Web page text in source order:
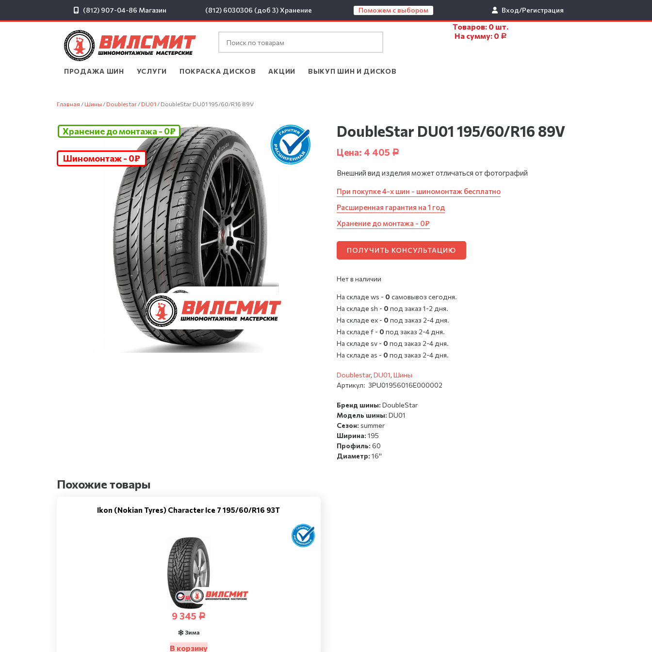
(812) 907-04-86 Магазин (812) 6030306 (доб 3)Хранение Поможем с выбором Вход/Регистрация
Товаров: 0 шт.
На сумму: 0 Р
ПРОДАЖА ШИН УСЛУГИ ПОКРАСКА ДИСКОВ АКЦИИ ВЫКУП ШИН И ДИСКОВ
Главная / Шины / Doublestar / DU01 / DoubleStar DU01 195/60/R16 89V
Шиномонтаж - 0₽
Хранение до монтажа - 0₽ DoubleStar DU01 195/60/R16 89V
Цена: 4 405 Р
Внешний вид изделия может отличаться от фотографий
При покупке 4-х шин - шиномонтаж бесплатно
Расширенная гарантия на 1 год
Хранение до монтажа - 0₽
ПОЛУЧИТЬ КОНСУЛЬТАЦИЮ
Нет в наличии
На складе ws - 0 cамовывоз сегодня.
На складе sh - 0 под заказ 1-2 дня.
На складе ex - 0 под заказ 2-4 дня.
На складе f - 0 под заказ 2-4 дня.
На складе sv - 0 под заказ 2-4 дня.
На складе as - 0 под заказ 2-4 дня.
Doublestar,DU01,Шины
Артикул:3PU01956016E000002
Бренд шины:DoubleStar
Модель шины:DU01
Сезон: summer
Ширина:195
Профиль:60
Диаметр:16''
Похожие товары
Ikon (Nokian Tyres) Character Ice 7 195/60/R16 93T
9 345 Р
Зима
В корзину